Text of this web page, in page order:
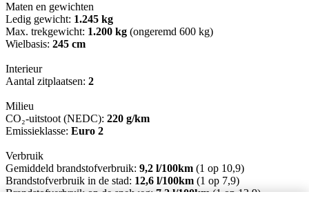
Maten en gewichten
Ledig gewicht: 1.245 kg
Max. trekgewicht: 1.200 kg (ongeremd 600 kg)
Wielbasis: 245 cm
Interieur
Aantal zitplaatsen: 2
Milieu
CO₂-uitstoot (NEDC): 220 g/km
Emissieklasse: Euro 2
Verbruik
Gemiddeld brandstofverbruik: 9,2 l/100km (1 op 10,9)
Brandstofverbruik in de stad: 12,6 l/100km (1 op 7,9)
Brandstofverbruik op de snelweg:7,2 l/100km(1 op 13,9)